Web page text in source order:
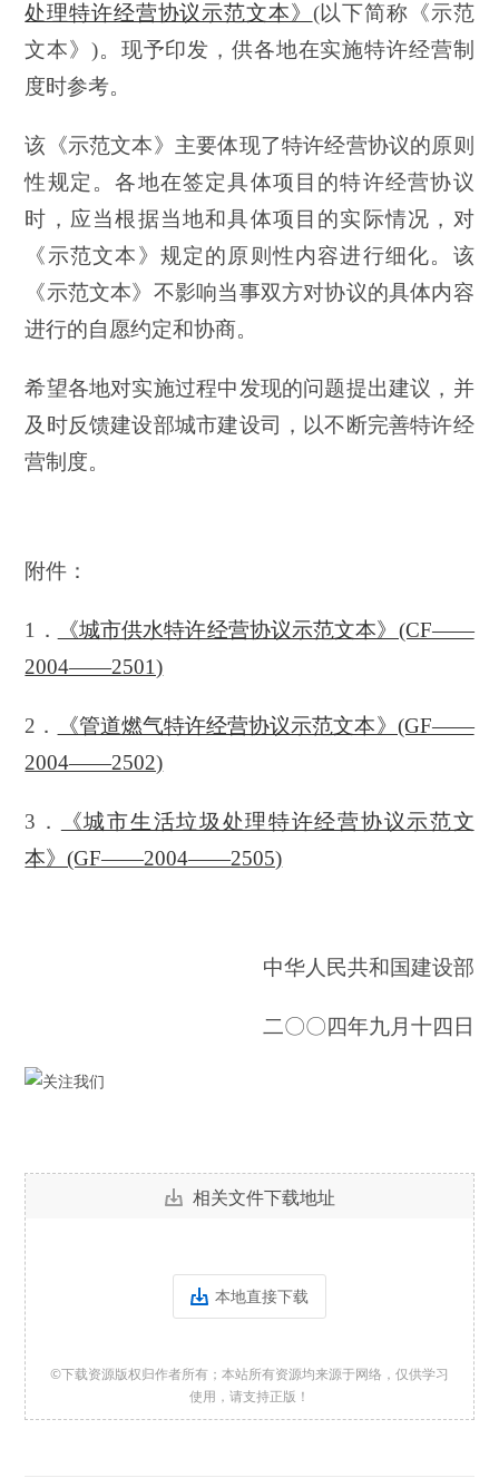
处理特许经营协议示范文本》 (以下简称《示范
文本》)。现予印发，供各地在实施特许经营制
度时参考。
该《示范文本》主要体现了特许经营协议的原则
性规定。各地在签定具体项目的特许经营协议
时，应当根据当地和具体项目的实际情况，对
《示范文本》规定的原则性内容进行细化。该
《示范文本》不影响当事双方对协议的具体内容
进行的自愿约定和协商。
希望各地对实施过程中发现的问题提出建议，并
及时反馈建设部城市建设司，以不断完善特许经
营制度。
附件：
1．
《城市供水特许经营协议示范文本》(CF——
2004——2501)
2．
《管道燃气特许经营协议示范文本》(GF——
2004——2502)
3．
《城市生活垃圾处理特许经营协议示范文
本》(GF——2004——2505)
中华人民共和国建设部
二〇〇四年九月十四日
相关文件下载地址
本地直接下载
©下载资源版权归作者所有；本站所有资源均来源于网络，仅供学习
使用，请支持正版！